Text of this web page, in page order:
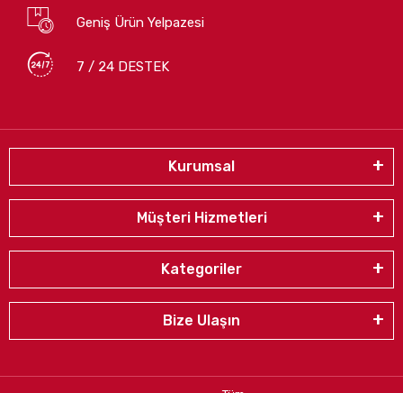
Geniş Ürün Yelpazesi
7 / 24 DESTEK
Kurumsal
Müşteri Hizmetleri
Kategoriler
Bize Ulaşın